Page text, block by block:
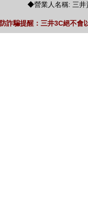
◆營業人名稱: 三井
防詐騙提醒：三井3C絕不會